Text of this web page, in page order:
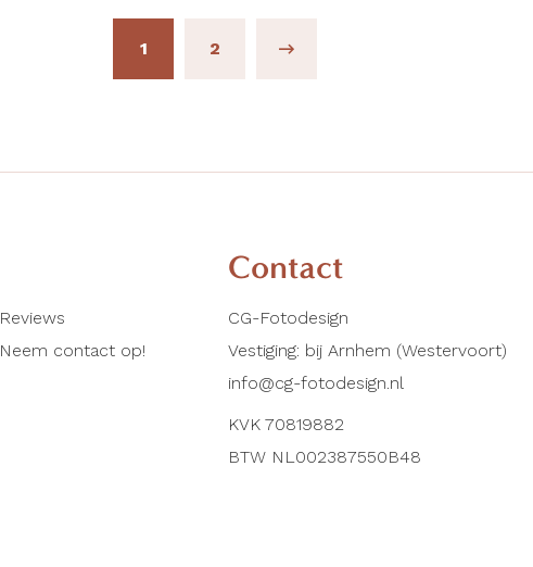
Berichten
1 2
Reviews
Neem contact op!
Contact
CG-Fotodesign
Vestiging: bij Arnhem (Westervoort)
info@cg-fotodesign.nl
KVK 70819882
BTW NL002387550B48